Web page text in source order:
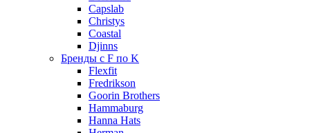
Capslab
Christys
Coastal
Djinns
Бренды с F по K
Flexfit
Fredrikson
Goorin Brothers
Hammaburg
Hanna Hats